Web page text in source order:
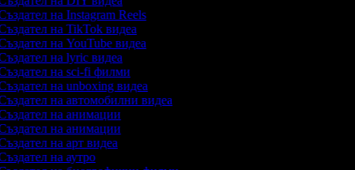
на Instagram Reels
на TikTok видеа
на YouTube видеа
на lyric видеа
на sci-fi филми
на unboxing видеа
на автомобилни видеа
на анимации
на анимации
на арт видеа
на аутро